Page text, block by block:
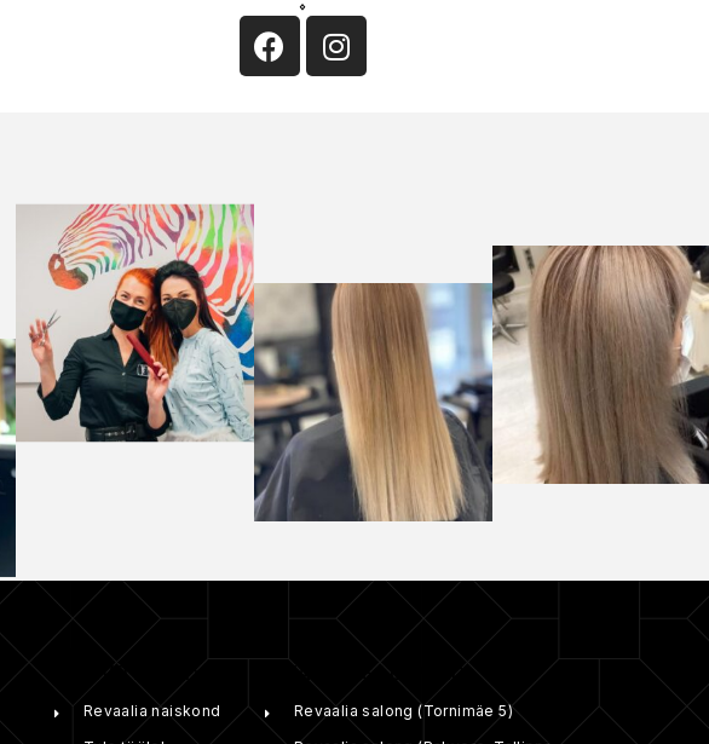
ETTEVÕTTEST:
Revaalia naiskond
REVAALIA SALONGID:
Revaalia salong (Tornimäe 5)